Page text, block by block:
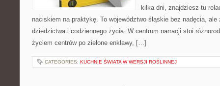
kilka dni, znajdziesz tu
naciskiem na praktykę. To województwo śląskie bez nadęcia,
dziedzictwa i codziennego życia. W centrum narracji stoi
życiem centrów po zielone enklawy, […]
CATEGORIES: KUCHNIE ŚWIATA W WERSJI ROŚLINNEJ